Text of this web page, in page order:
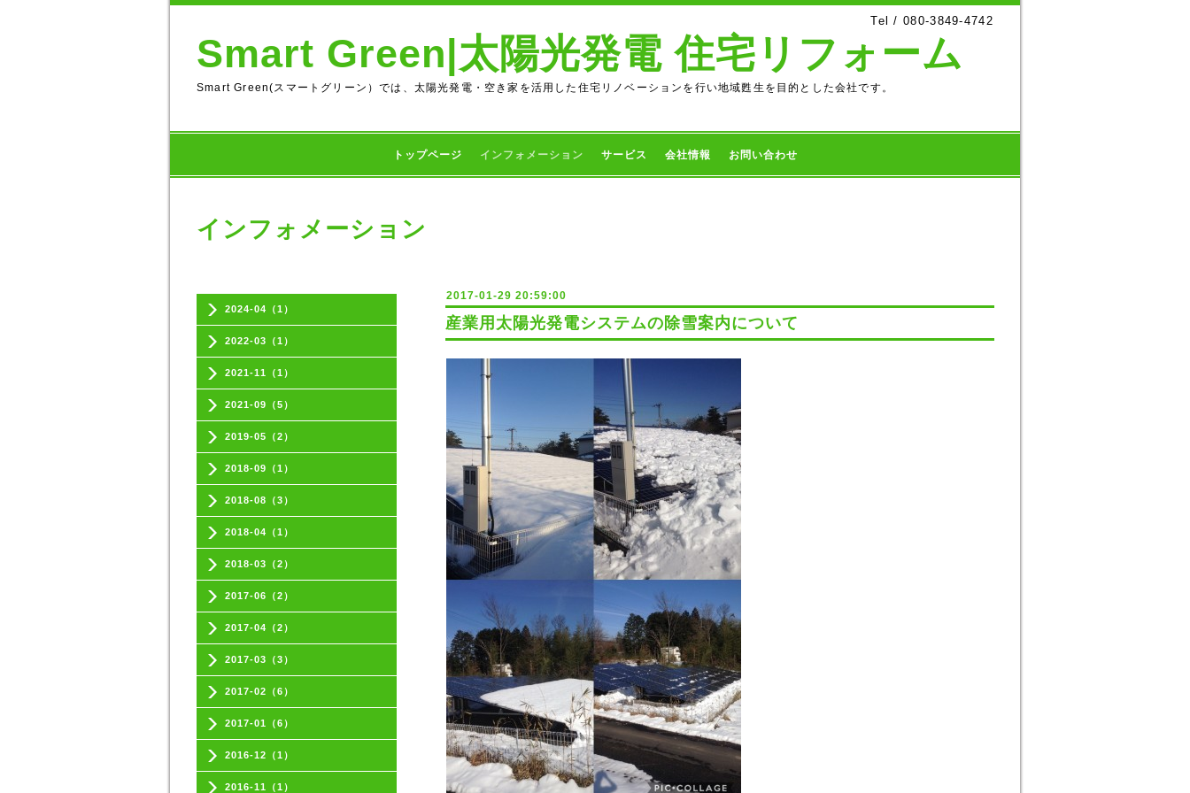
Tel / 080-3849-4742
Smart Green|太陽光発電 住宅リフォーム
Smart Green(スマートグリーン）では、太陽光発電・空き家を活用した住宅リノベーションを行い地域甦生を目的とした会社です。
トップページ インフォメーション サービス 会社情報 お問い合わせ
2024-04（1）
2022-03（1）
2021-11（1）
2021-09（5）
2019-05（2）
2018-09（1）
2018-08（3）
2018-04（1）
2018-03（2）
2017-06（2）
2017-04（2）
2017-03（3）
2017-02（6）
2017-01（6）
2016-12（1）
2016-11（1）
インフォメーション
2017-01-29 20:59:00
産業用太陽光発電システムの除雪案内について